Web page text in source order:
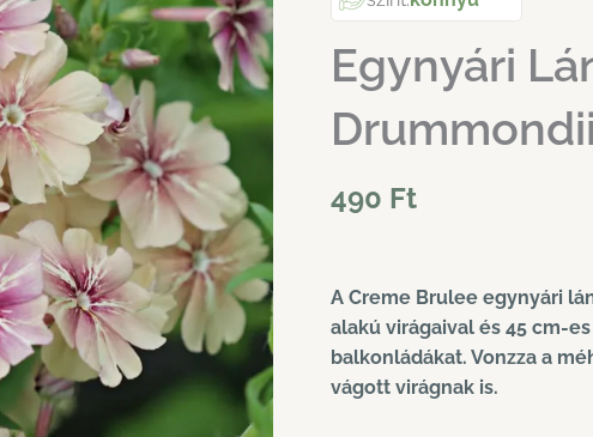
Egynyári
490 Ft
A Creme Brulee egynyári
alakú virágaival és 45 cm-
balkonládákat. Vonzza a
vágott virágnak is.